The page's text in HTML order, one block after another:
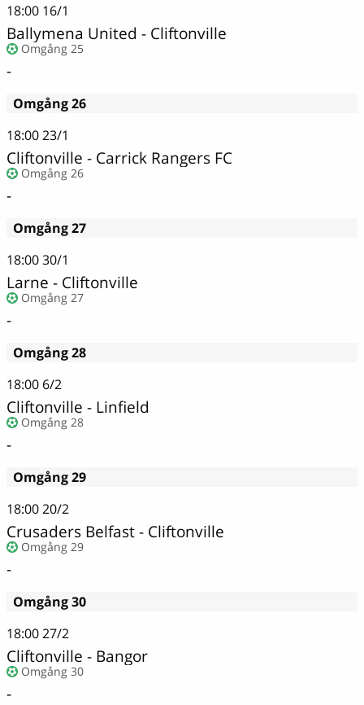
18:00 16/1
Ballymena United - Cliftonville
Omgång 25
-
Omgång 26
18:0023/1
Cliftonville - Carrick Rangers FC
Omgång 26
-
Omgång 27
18:0030/1
Larne - Cliftonville
Omgång 27
-
Omgång 28
18:00 6/2
Cliftonville - Linfield
Omgång 28
-
Omgång 29
18:0020/2
Crusaders Belfast - Cliftonville
Omgång 29
-
Omgång 30
18:0027/2
Cliftonville - Bangor
Omgång 30
-